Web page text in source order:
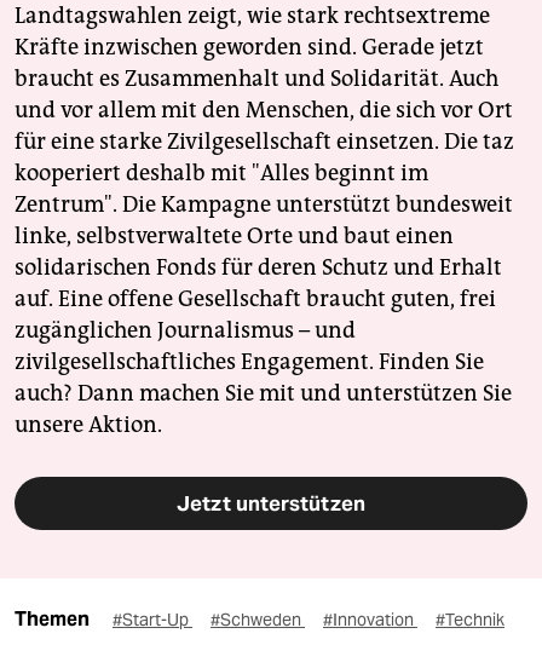
Landtagswahlen zeigt, wie stark rechtsextreme
Kräfte inzwischen geworden sind. Gerade jetzt
braucht es Zusammenhalt und Solidarität. Auch
und vor allem mit den Menschen, die sich vor Ort
für eine starke Zivilgesellschaft einsetzen. Die taz
kooperiert deshalb mit "Alles beginnt im
Zentrum". Die Kampagne unterstützt bundesweit
linke, selbstverwaltete Orte und baut einen
solidarischen Fonds für deren Schutz und Erhalt
auf. Eine offene Gesellschaft braucht guten, frei
zugänglichen Journalismus – und
zivilgesellschaftliches Engagement. Finden Sie
auch? Dann machen Sie mit und unterstützen Sie
unsere Aktion.
Jetzt unterstützen
Themen #Start-Up #Schweden #Innovation #Technik